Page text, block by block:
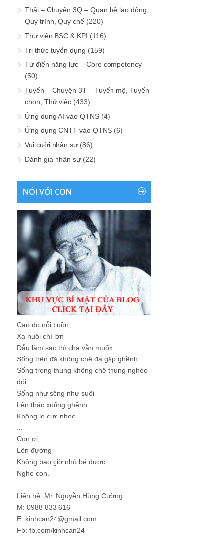
Thải – Chuyện 3Q – Quan hệ lao động,
Quy trình, Quy chế (220)
Thư viện BSC & KPI (116)
Tri thức tuyển dụng (159)
Từ điển năng lực – Core competency
(50)
Tuyển – Chuyện 3T – Tuyển mộ, Tuyển
chọn, Thử việc (433)
Ứng dụng AI vào QTNS (4)
Ứng dụng CNTT vào QTNS (6)
Vui cười nhân sự (86)
Đánh giá nhân sự (22)
NÓI VỚI CON
Cao đo nỗi buồn
Xa nuôi chí lớn
Dẫu làm sao thì cha vẫn muốn
Sống trên đá không chê đá gập ghềnh
Sống trong thung không chê thung nghèo
đói
Sống như sông như suối
Lên thác xuống ghềnh
Không lo cực nhọc
Con ơi, ...
Lên đường
Không bao giờ nhỏ bé được
Nghe con.
Liên hệ: Mr. Nguyễn Hùng Cường
M: 0988 833 616
E: kinhcan24@gmail.com
Fb: fb.com/kinhcan24